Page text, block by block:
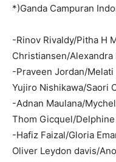
*)Ganda Campuran
-Rinov Rivaldy/Pitha H
Christiansen/Alexandra
-Praveen Jordan/Melati
Yujiro Nishikawa/Saori
-Adnan Maulana/
Thom Gicquel/
-Hafiz Faizal/Gloria
Oliver Leydon davis/